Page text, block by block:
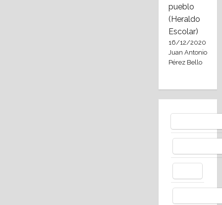
pueblo
(Heraldo
Escolar)
16/12/2020
Juan Antonio
Pérez Bello